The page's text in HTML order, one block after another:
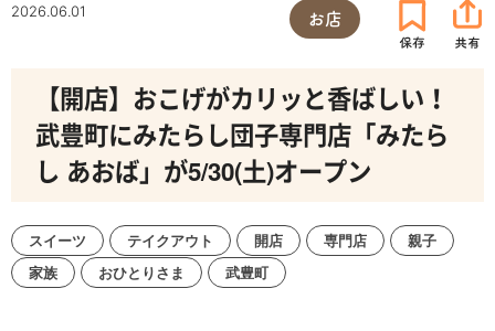
2026.06.01 お店
【開店】おこげがカリッと香ばしい！
武豊町にみたらし団子専門店「みたら
し あおば」が5/30(土)オープン
スイーツ テイクアウト 開店 専門店
親子
家族
おひとりさま 武豊町